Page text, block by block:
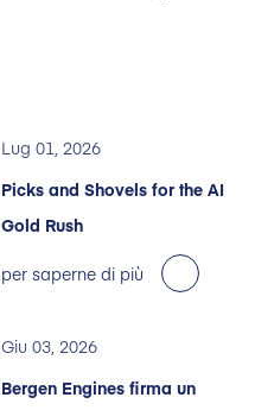
Lug 01, 2026
Picks and Shovels for the AI
Gold Rush
per saperne di più
Giu 03, 2026
Bergen Engines firma un